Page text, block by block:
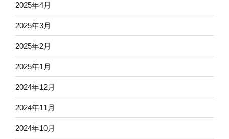
2025年4月
2025年3月
2025年2月
2025年1月
2024年12月
2024年11月
2024年10月